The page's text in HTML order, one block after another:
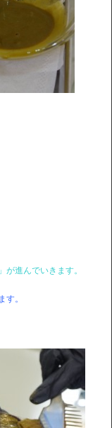
進んでいきます。
す。